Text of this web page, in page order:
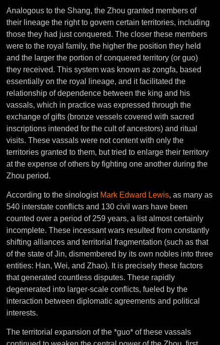
Analogous to the Shang, the Zhou granted members of
their lineage the right to govern certain territories, including
those they had just conquered. The closer these members
were to the royal family, the higher the position they held
and the larger the portion of conquered territory (or guo)
they received. This system was known as zongfa, based
essentially on the royal lineage, and it facilitated the
relationship of dependence between the king and his
vassals, which in practice was expressed through the
exchange of gifts (bronze vessels covered with sacred
inscriptions intended for the cult of ancestors) and ritual
visits. These vassals were not content with only the
territories granted to them, but tried to enlarge their territory
at the expense of others by fighting one another during the
Zhou period.
According to the sinologist Mark Edward Lewis, as many as
540 interstate conflicts and 130 civil wars have been
counted over a period of 259 years, a list almost certainly
incomplete. These incessant wars resulted from constantly
shifting alliances and territorial fragmentation (such as that
of the state of Jin, dismembered by its own nobles into three
entities: Han, Wei, and Zhao). It is precisely these factors
that generated countless disputes. These rapidly
degenerated into larger-scale conflicts, fueled by the
interaction between diplomatic agreements and political
interests.
The territorial expansion of the *guo* of these vassals